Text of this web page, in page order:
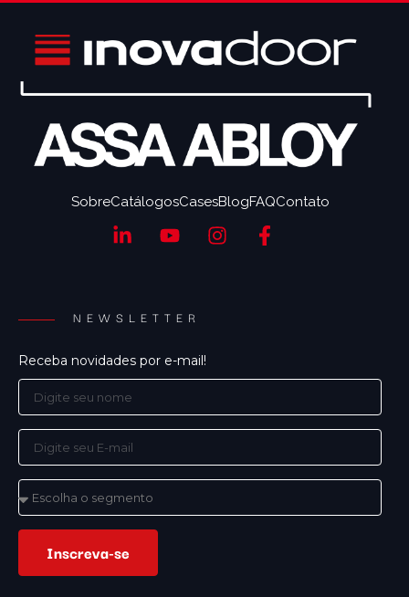
SobreCatálogosCasesBlogFAQContato
NEWSLETTER
Receba novidades por e-mail!
Inscreva-se